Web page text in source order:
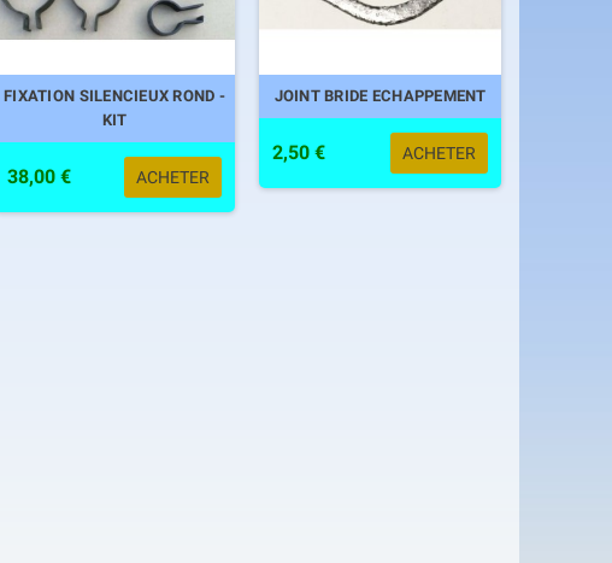
FIXATION SILENCIEUX ROND -
KIT
38,00 € ACHETER
JOINT BRIDE ECHAPPEMENT
2,50 € ACHETER